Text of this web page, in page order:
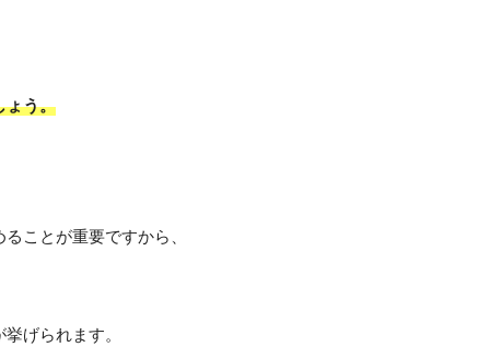
ょう。
ことが重要ですから、
げられます。